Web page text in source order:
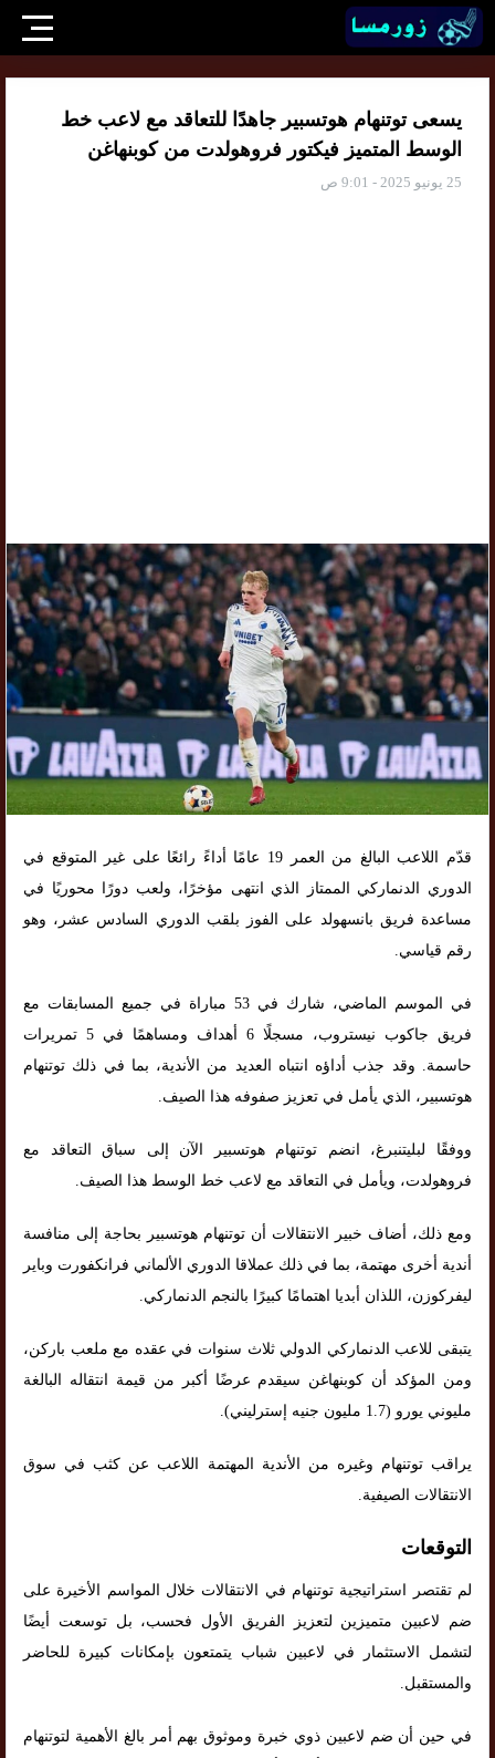
يسعى توتنهام هوتسبير جاهدًا للتعاقد مع لاعب خط
الوسط المتميز فيكتور فروهولدت من كوبنهاغن
25 يونيو 2025 - 9:01 ص
قدّم اللاعب البالغ من العمر 19 عامًا أداءً رائعًا على غير المتوقع في
الدوري الدنماركي الممتاز الذي انتهى مؤخرًا، ولعب دورًا محوريًا في
مساعدة فريق بانسهولد على الفوز بلقب الدوري السادس عشر، وهو
رقم قياسي.
في الموسم الماضي، شارك في 53 مباراة في جميع المسابقات مع
فريق جاكوب نيستروب، مسجلًا 6 أهداف ومساهمًا في 5 تمريرات
حاسمة. وقد جذب أداؤه انتباه العديد من الأندية، بما في ذلك توتنهام
هوتسبير، الذي يأمل في تعزيز صفوفه هذا الصيف.
ووفقًا لبليتنبرغ، انضم توتنهام هوتسبير الآن إلى سباق التعاقد مع
فروهولدت، ويأمل في التعاقد مع لاعب خط الوسط هذا الصيف.
ومع ذلك، أضاف خبير الانتقالات أن توتنهام هوتسبير بحاجة إلى منافسة
أندية أخرى مهتمة، بما في ذلك عملاقا الدوري الألماني فرانكفورت وباير
ليفركوزن، اللذان أبديا اهتمامًا كبيرًا بالنجم الدنماركي.
يتبقى للاعب الدنماركي الدولي ثلاث سنوات في عقده مع ملعب باركن،
ومن المؤكد أن كوبنهاغن سيقدم عرضًا أكبر من قيمة انتقاله البالغة
مليوني يورو (1.7 مليون جنيه إسترليني).
يراقب توتنهام وغيره من الأندية المهتمة اللاعب عن كثب في سوق
الانتقالات الصيفية.
التوقعات
لم تقتصر استراتيجية توتنهام في الانتقالات خلال المواسم الأخيرة على
ضم لاعبين متميزين لتعزيز الفريق الأول فحسب، بل توسعت أيضًا
لتشمل الاستثمار في لاعبين شباب يتمتعون بإمكانات كبيرة للحاضر
والمستقبل.
في حين أن ضم لاعبين ذوي خبرة وموثوق بهم أمر بالغ الأهمية لتوتنهام